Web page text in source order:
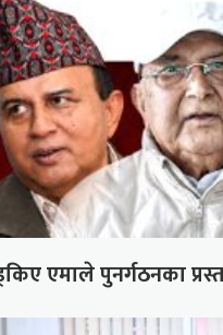
एमाले पुनर्गठनका